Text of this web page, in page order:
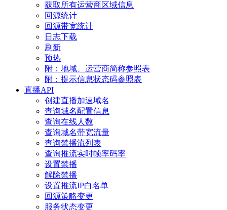
获取所有运营商区域信息
回源统计
回源带宽统计
日志下载
刷新
预热
附：地域、运营商简称参照表
附：提示信息状态码参照表
直播API
创建直播加速域名
查询域名配置信息
查询在线人数
查询域名带宽流量
查询禁播流列表
查询推流实时帧率码率
设置禁播
解除禁播
设置推流IP白名单
回源策略变更
服务状态变更